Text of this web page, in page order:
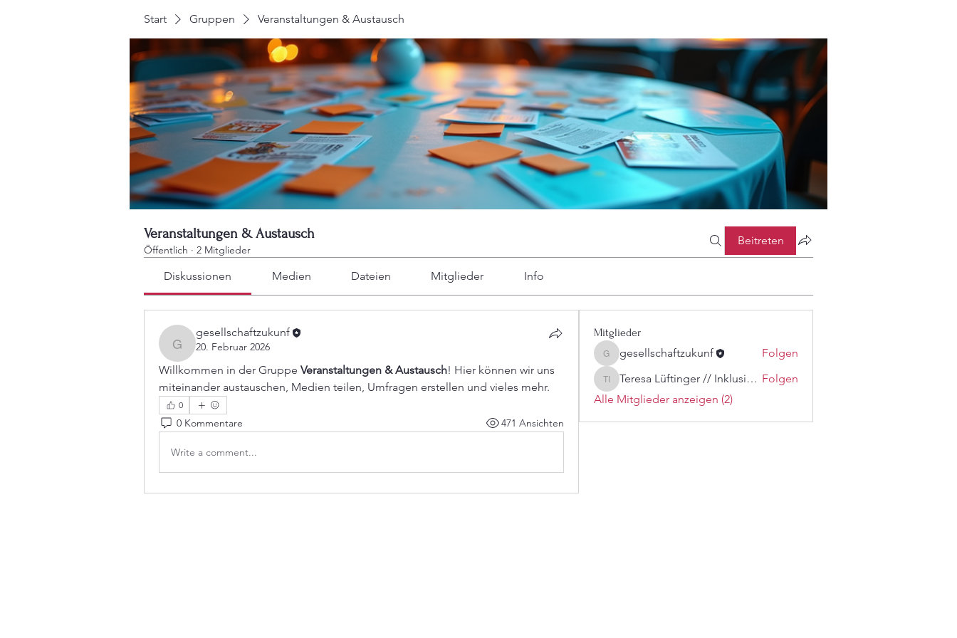
Start Gruppen Veranstaltungen & Austausch
Veranstaltungen & Austausch
Öffentlich · 2 Mitglieder
Beitreten
Diskussionen Medien Dateien Mitglieder Info
gesellschaftzukunf
gesellschaftzukunf
20. Februar 2026
Willkommen in der Gruppe Veranstaltungen & Austausch! Hier können wir uns
miteinander austauschen, Medien teilen, Umfragen erstellen und vieles mehr.
0
0 Kommentare 471 Ansichten
Write a comment...
Mitglieder
gesellschaftzukunf
gesellschaftzukunf Folgen
Teresa Lüftinger // Inklusionsberaterin
Teresa Lüftinger // Inklusionsberaterin Folgen
Alle Mitglieder anzeigen (2)